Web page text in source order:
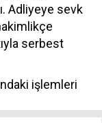
Adliyeye sevk
serbest
işlemleri